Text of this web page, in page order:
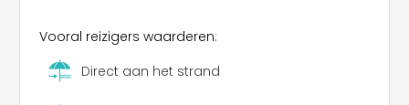
Vooral reizigers waarderen:
Direct aan het strand